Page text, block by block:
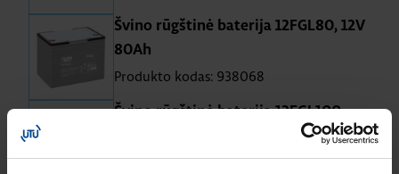
Švino rūgštinė baterija 12FGL80, 12V
80Ah
Produkto kodas: 938068
Švino rūgštinė baterija 12FGL100,
Produkto kodas: 938093